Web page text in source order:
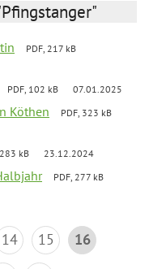
PDF, 217 kB
PDF, 102 kB 07.01.2025
Köthen
PDF, 323 kB
kB 23.12.2024
PDF, 277 kB
14 15
16